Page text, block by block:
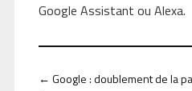
Google Assistant ou Alexa.
← Google : doublement de la